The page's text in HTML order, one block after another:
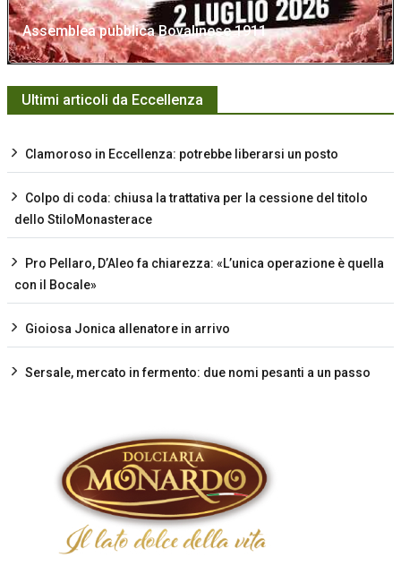
Assemblea pubblica Bovalinese 1911
Ultimi articoli da Eccellenza
Clamoroso in Eccellenza: potrebbe liberarsi un posto
Colpo di coda: chiusa la trattativa per la cessione del titolo
dello StiloMonasterace
Pro Pellaro, D’Aleo fa chiarezza: «L’unica operazione è quella
con il Bocale»
Gioiosa Jonica allenatore in arrivo
Sersale, mercato in fermento: due nomi pesanti a un passo